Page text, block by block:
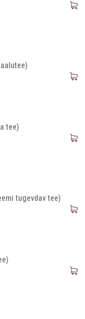
tee)
tugevdav tee)